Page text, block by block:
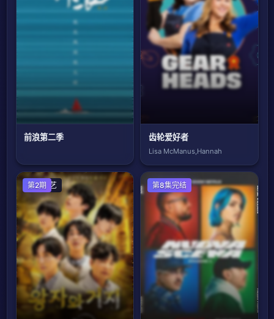
前浪第二季 齿轮爱好者
Lisa McManus,Hannah
日韩综艺
第2期 欧美综艺
第8集完结